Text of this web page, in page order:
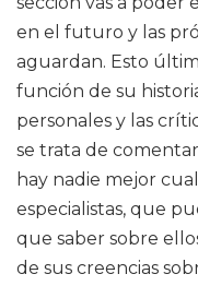
en el futuro y las
aguardan. Esto
función de su
personales y las
se trata de
hay nadie mejor
especialistas, que
que saber sobre
de sus creencias